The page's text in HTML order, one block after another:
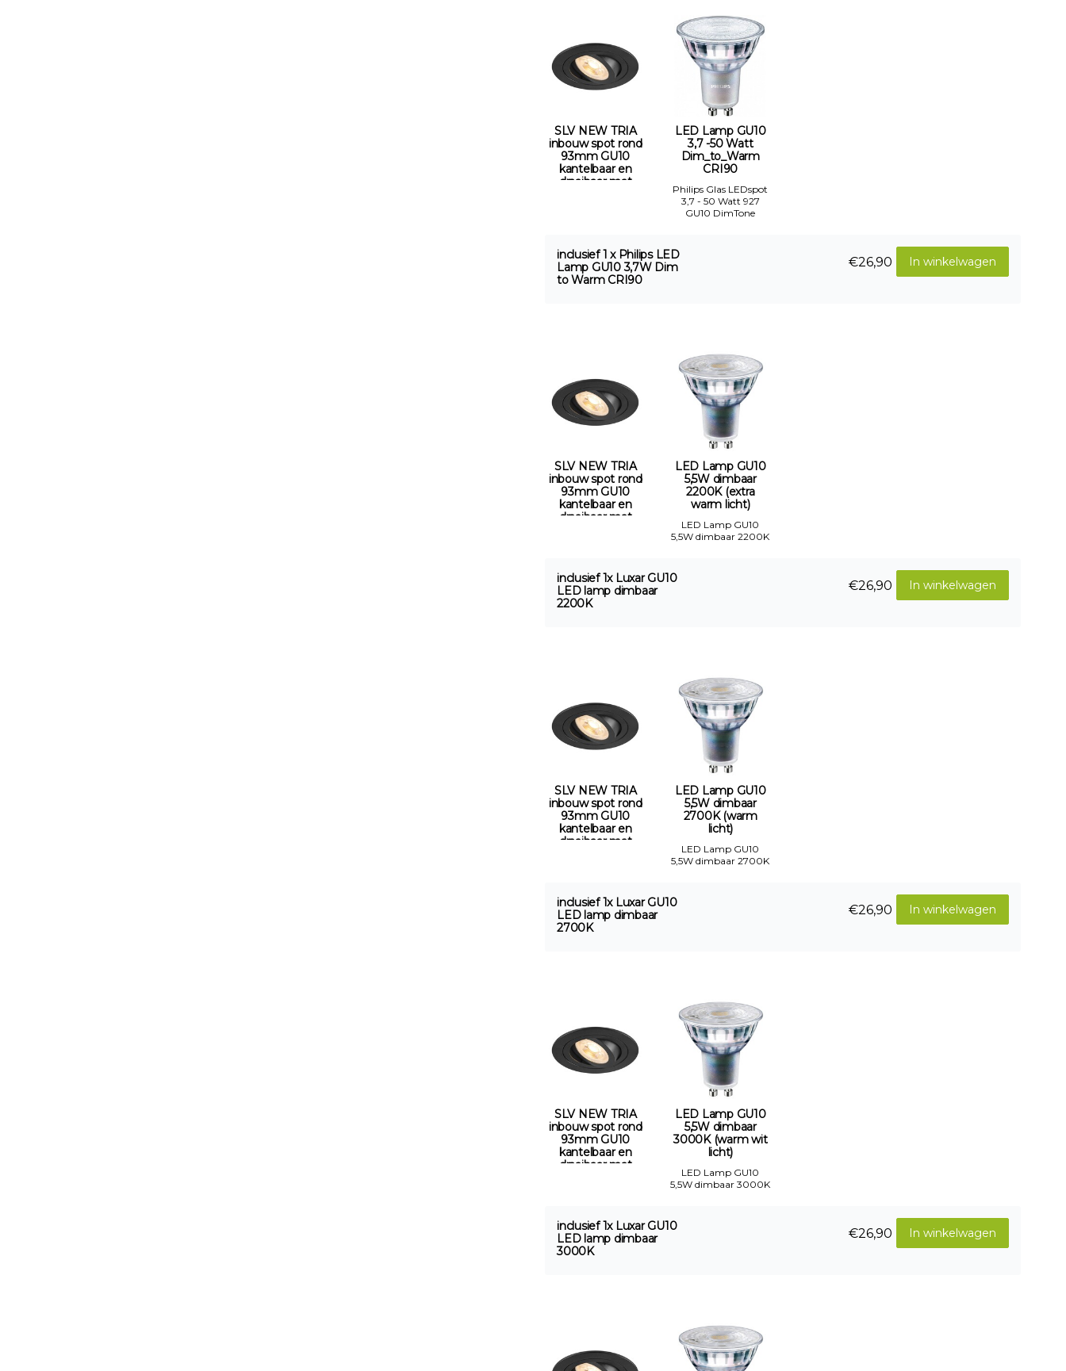
SLV NEW TRIA
inbouw spot rond
93mm GU10
kantelbaar en
draaibaar mat
LED Lamp GU10
3,7 -50 Watt
Dim_to_Warm
CRI90
Philips Glas LEDspot
3,7 - 50 Watt 927
GU10 DimTone
inclusief 1 x Philips LED
Lamp GU10 3,7W Dim
to Warm CRI90
In winkelwagen
€26,90
SLV NEW TRIA
inbouw spot rond
93mm GU10
kantelbaar en
draaibaar mat
LED Lamp GU10
5,5W dimbaar
2200K (extra
warm licht)
LED Lamp GU10
5,5W dimbaar 2200K
inclusief 1x Luxar GU10
LED lamp dimbaar
2200K
In winkelwagen
€26,90
SLV NEW TRIA
inbouw spot rond
93mm GU10
kantelbaar en
draaibaar mat
LED Lamp GU10
5,5W dimbaar
2700K (warm
licht)
LED Lamp GU10
5,5W dimbaar 2700K
inclusief 1x Luxar GU10
LED lamp dimbaar
2700K
In winkelwagen
€26,90
SLV NEW TRIA
inbouw spot rond
93mm GU10
kantelbaar en
draaibaar mat
LED Lamp GU10
5,5W dimbaar
3000K (warm wit
licht)
LED Lamp GU10
5,5W dimbaar 3000K
inclusief 1x Luxar GU10
LED lamp dimbaar
3000K
In winkelwagen
€26,90